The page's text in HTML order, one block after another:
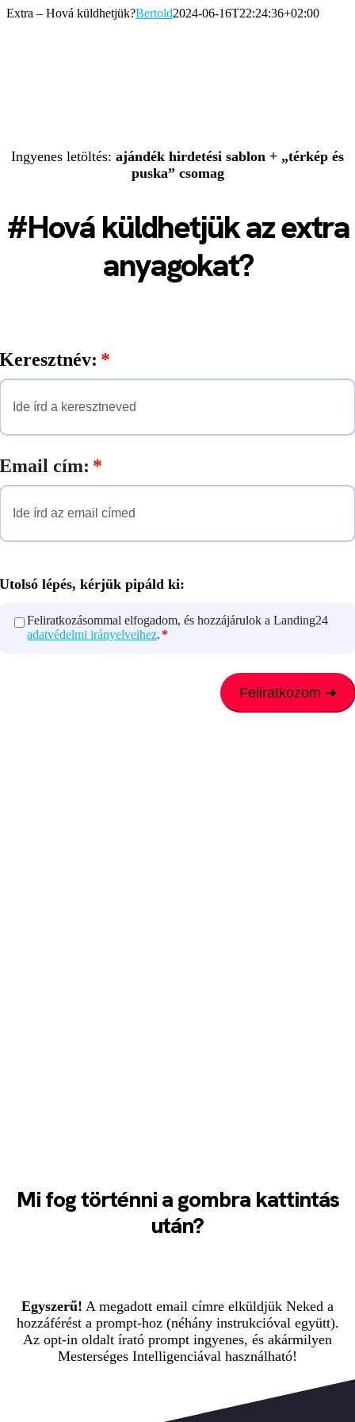
Kihagyás
Extra – Hová küldhetjük?Bertold2024-06-16T22:24:36+02:00
Ingyenes letöltés: ajándék hirdetési sablon + „térkép és
puska” csomag
#Hováküldhetjük az extra
anyagokat?
Keresztnév: *
Email cím: *
Utolsó lépés, kérjük pipáld ki:
Utolsó lépés, kérlek pipáld ki:*
Feliratkozásommal elfogadom, és hozzájárulok a Landing24
adatvédelmi irányelveihez.*
Mi fog történni a gombra kattintás
után?
Egyszerű! A megadott email címre elküldjük Neked a
hozzáférést a prompt-hoz (néhány instrukcióval együtt).
Az opt-in oldalt írató prompt ingyenes, és akármilyen
Mesterséges Intelligenciával használható!